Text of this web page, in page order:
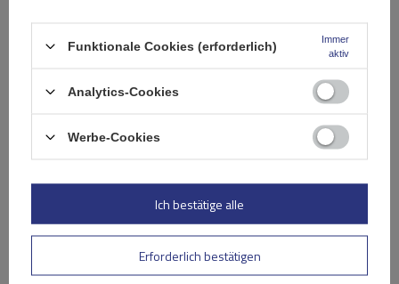
Funktionale Cookies (erforderlich)
Immer
aktiv
Analytics-Cookies
Werbe-Cookies
Erforderlich bestätigen
Ich bestätige alle